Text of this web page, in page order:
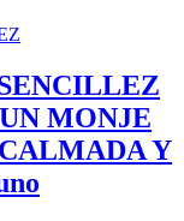
MONJE
Y